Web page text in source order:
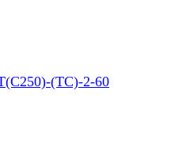
(ТС)-2-60